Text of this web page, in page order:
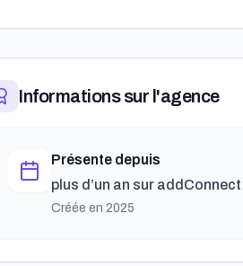
Informations sur l'agence
Présente depuis
plus d’un an sur addConnect
Créée en 2025